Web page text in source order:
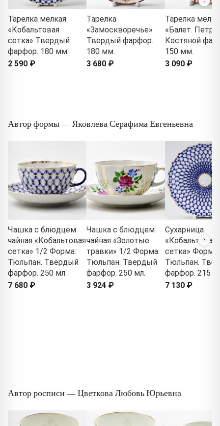
Тарелка мелкая
«Кобальтовая
сетка» Твердый
фарфор. 180 мм.
2 590 ₽
Тарелка
«Замоскворечье»
Твердый фарфор.
180 мм.
3 680 ₽
Тарелка
«Балет.
Костяной
150 мм.
3 090 ₽
Автор формы — Яковлева Серафима Евгеньевна
Чашка с блюдцем
чайная «Кобальтовая
сетка» 1/2 Форма:
Тюльпан. Твердый
фарфор. 250 мл.
7 680 ₽
Чашка с блюдцем
чайная «Золотые
травки» 1/2 Форма:
Тюльпан. Твердый
фарфор. 250 мл.
3 924 ₽
Сухарница
«Кобальтовая
сетка» Форма:
Тюльпан.
фарфор. 215
7 130 ₽
Автор росписи — Цветкова Любовь Юрьевна